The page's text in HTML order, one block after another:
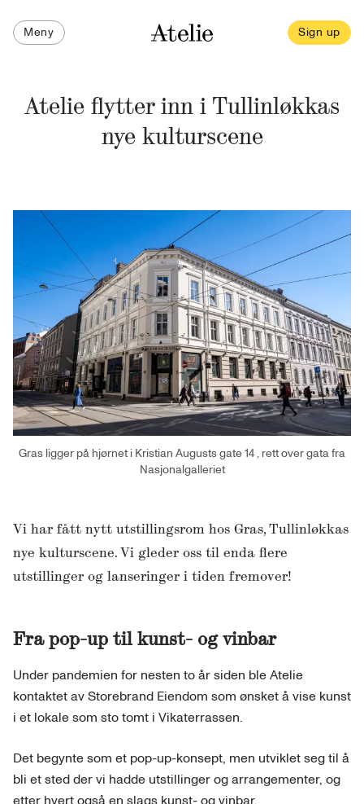
Meny Sign up
Atelie flytter inn i Tullinløkkas
nye kulturscene
Gras ligger på hjørnet i Kristian Augusts gate 14 , rett over gata fra
Nasjonalgalleriet
Vi har fått nytt utstillingsrom hos Gras, Tullinløkkas
nye kulturscene. Vi gleder oss til enda flere
utstillinger og lanseringer i tiden fremover!
Fra pop-up til kunst- og vinbar
Under pandemien for nesten to år siden ble Atelie
kontaktet av Storebrand Eiendom som ønsket å vise kunst
i et lokale som sto tomt i Vikaterrassen.
Det begynte som et pop-up-konsept, men utviklet seg til å
bli et sted der vi hadde utstillinger og arrangementer, og